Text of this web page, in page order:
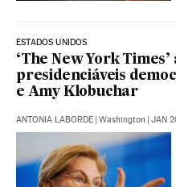
ESTADOS UNIDOS
‘The New York
presidenciáveis
e Amy Klobuchar
ANTONIA LABORDE | Washington | JAN